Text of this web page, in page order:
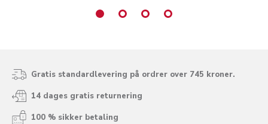
Gratis standardlevering på ordrer over 745 kroner.
14 dages gratis returnering
100 % sikker betaling